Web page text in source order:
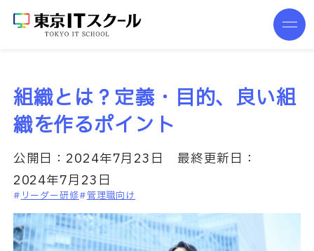
組織とは？定義・目的、良い組
織を作るポイント
公開日： 2024年7月23日
最終更新日：
2024年7月23日
リーダー研修 管理職向け